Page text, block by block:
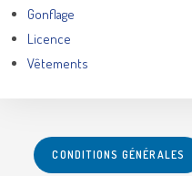
Gonflage
Licence
Vêtements
CONDITIONS GÉNÉRALES